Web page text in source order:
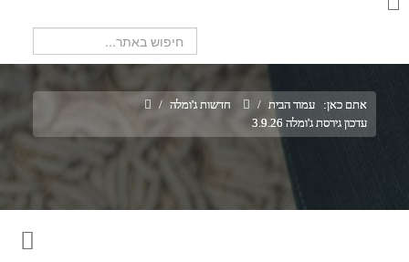
אתם כאן: עמוד הבית / חדשות ג'ומלה /
עדכון גירסת ג'ומלה 3.9.26